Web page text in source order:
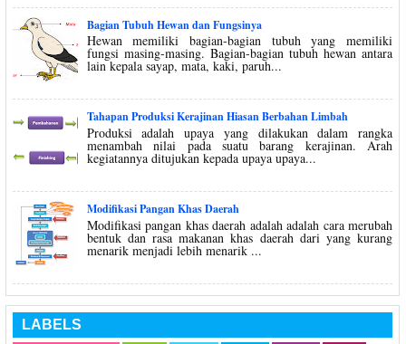
Bagian Tubuh Hewan dan Fungsinya
Hewan memiliki bagian-bagian tubuh yang memiliki
fungsi masing-masing. Bagian-bagian tubuh hewan antara
lain kepala sayap, mata, kaki, paruh...
Tahapan Produksi Kerajinan Hiasan Berbahan Limbah
Produksi adalah upaya yang dilakukan dalam rangka
menambah nilai pada suatu barang kerajinan. Arah
kegiatannya ditujukan kepada upaya upaya...
Modifikasi Pangan Khas Daerah
Modifikasi pangan khas daerah adalah adalah cara merubah
bentuk dan rasa makanan khas daerah dari yang kurang
menarik menjadi lebih menarik ...
LABELS